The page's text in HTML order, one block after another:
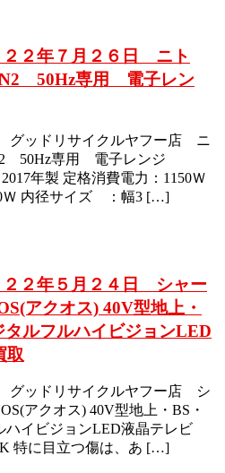
２２年７月２６日 ニト
50Hz専用 電子レン
グッドリサイクルヤフー店 ニ
50Hz専用 電子レンジ
年製 定格消費電力：1150Ｗ
Ｗ 内径サイズ ：幅3 […]
２２年５月２４日 シャー
アクオス) 40V型地上・
タルフルハイビジョンLED
取
グッドリサイクルヤフー店 シ
アクオス) 40V型地上・BS・
ハイビジョンLED液晶テレビ
特に目立つ傷は、あ […]